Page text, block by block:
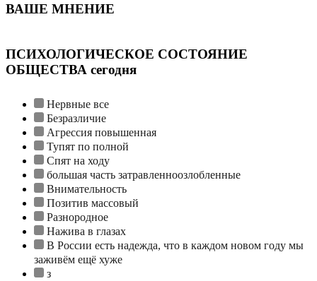
ВАШЕ МНЕНИЕ
ПСИХОЛОГИЧЕСКОЕ СОСТОЯНИЕ
ОБЩЕСТВА сегодня
Нервные все
Безразличие
Агрессия повышенная
Тупят по полной
Спят на ходу
большая часть затравленноозлобленные
Внимательность
Позитив массовый
Разнородное
Нажива в глазах
В России есть надежда, что в каждом новом году мы
заживём ещё хуже
з